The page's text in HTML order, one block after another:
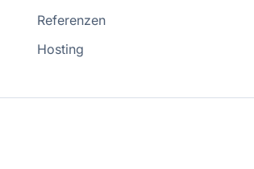
Referenzen
Hosting